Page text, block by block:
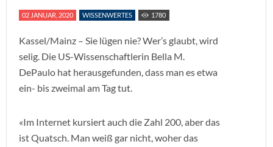
02 JANUAR, 2020 WISSENWERTES 1780
Kassel/Mainz – Sie lügen nie? Wer’s glaubt, wird
selig. Die US-Wissenschaftlerin Bella M.
DePaulo hat herausgefunden, dass man es etwa
ein- bis zweimal am Tag tut.
«Im Internet kursiert auch die Zahl 200, aber das
ist Quatsch. Man weiß gar nicht, woher das